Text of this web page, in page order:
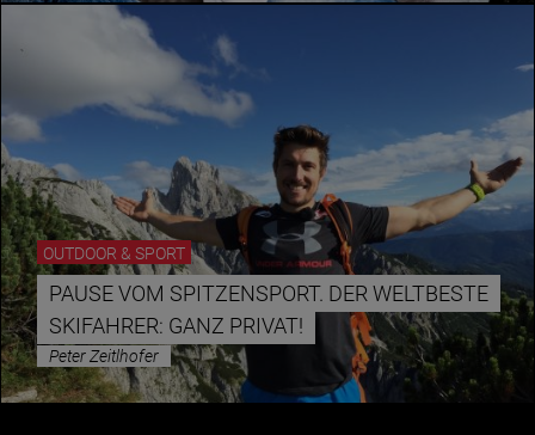
OUTDOOR & SPORT
PAUSE VOM SPITZENSPORT. DER WELTBESTE
SKIFAHRER: GANZ PRIVAT!
Peter Zeitlhofer